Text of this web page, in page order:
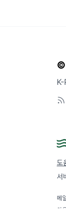
©
도
서
메
이